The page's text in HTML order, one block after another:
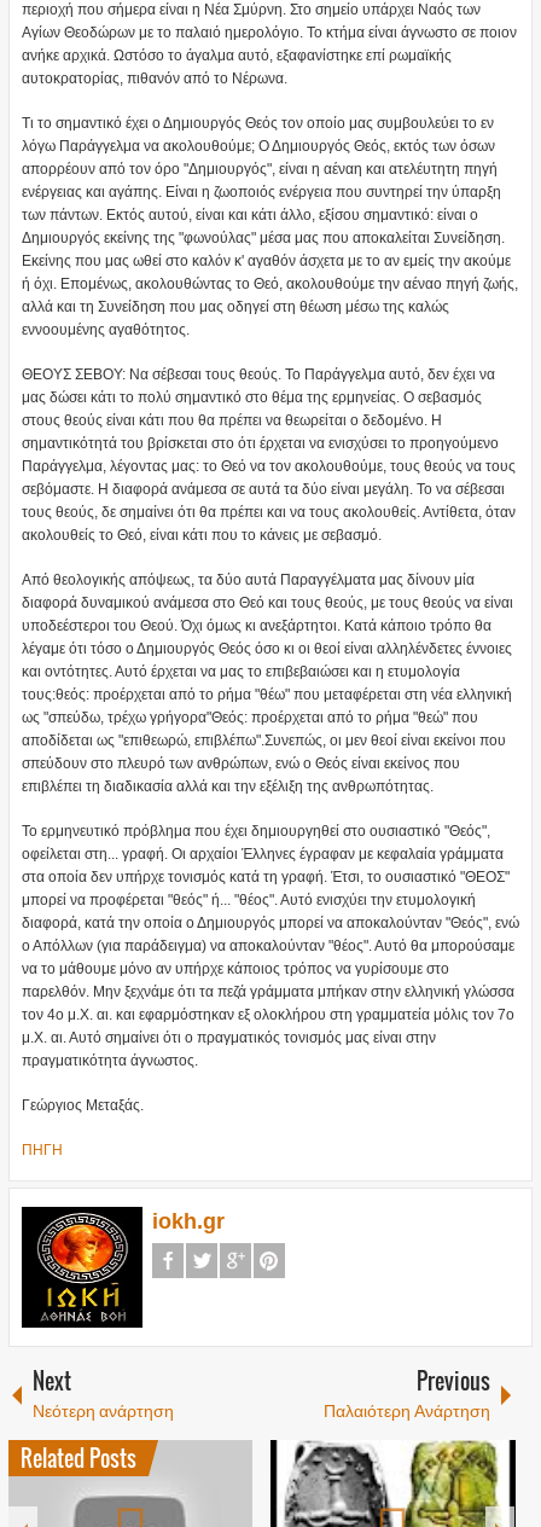
περιοχή που σήμερα είναι η Νέα Σμύρνη. Στο σημείο υπάρχει Ναός των
Αγίων Θεοδώρων με το παλαιό ημερολόγιο. Το κτήμα είναι άγνωστο σε ποιον
ανήκε αρχικά. Ωστόσο το άγαλμα αυτό, εξαφανίστηκε επί ρωμαϊκής
αυτοκρατορίας, πιθανόν από το Νέρωνα.
Τι το σημαντικό έχει ο Δημιουργός Θεός τον οποίο μας συμβουλεύει το εν
λόγω Παράγγελμα να ακολουθούμε; Ο Δημιουργός Θεός, εκτός των όσων
απορρέουν από τον όρο "Δημιουργός", είναι η αέναη και ατελέυτητη πηγή
ενέργειας και αγάπης. Είναι η ζωοποιός ενέργεια που συντηρεί την ύπαρξη
των πάντων. Εκτός αυτού, είναι και κάτι άλλο, εξίσου σημαντικό: είναι ο
Δημιουργός εκείνης της "φωνούλας" μέσα μας που αποκαλείται Συνείδηση.
Εκείνης που μας ωθεί στο καλόν κ' αγαθόν άσχετα με το αν εμείς την ακούμε
ή όχι. Επομένως, ακολουθώντας το Θεό, ακολουθούμε την αέναο πηγή ζωής,
αλλά και τη Συνείδηση που μας οδηγεί στη θέωση μέσω της καλώς
εννοουμένης αγαθότητος.
ΘΕΟΥΣ ΣΕΒΟΥ: Να σέβεσαι τους θεούς. Το Παράγγελμα αυτό, δεν έχει να
μας δώσει κάτι το πολύ σημαντικό στο θέμα της ερμηνείας. Ο σεβασμός
στους θεούς είναι κάτι που θα πρέπει να θεωρείται ο δεδομένο. Η
σημαντικότητά του βρίσκεται στο ότι έρχεται να ενισχύσει το προηγούμενο
Παράγγελμα, λέγοντας μας: το Θεό να τον ακολουθούμε, τους θεούς να τους
σεβόμαστε. Η διαφορά ανάμεσα σε αυτά τα δύο είναι μεγάλη. Το να σέβεσαι
τους θεούς, δε σημαίνει ότι θα πρέπει και να τους ακολουθείς. Αντίθετα, όταν
ακολουθείς το Θεό, είναι κάτι που το κάνεις με σεβασμό.
Από θεολογικής απόψεως, τα δύο αυτά Παραγγέλματα μας δίνουν μία
διαφορά δυναμικού ανάμεσα στο Θεό και τους θεούς, με τους θεούς να είναι
υποδεέστεροι του Θεού. Όχι όμως κι ανεξάρτητοι. Κατά κάποιο τρόπο θα
λέγαμε ότι τόσο ο Δημιουργός Θεός όσο κι οι θεοί είναι αλληλένδετες έννοιες
και οντότητες. Αυτό έρχεται να μας το επιβεβαιώσει και η ετυμολογία
τους:θεός: προέρχεται από το ρήμα "θέω" που μεταφέρεται στη νέα ελληνική
ως "σπεύδω, τρέχω γρήγορα"Θεός: προέρχεται από το ρήμα "θεώ" που
αποδίδεται ως "επιθεωρώ, επιβλέπω".Συνεπώς, οι μεν θεοί είναι εκείνοι που
σπεύδουν στο πλευρό των ανθρώπων, ενώ ο Θεός είναι εκείνος που
επιβλέπει τη διαδικασία αλλά και την εξέλιξη της ανθρωπότητας.
Το ερμηνευτικό πρόβλημα που έχει δημιουργηθεί στο ουσιαστικό "Θεός",
οφείλεται στη... γραφή. Οι αρχαίοι Έλληνες έγραφαν με κεφαλαία γράμματα
στα οποία δεν υπήρχε τονισμός κατά τη γραφή. Έτσι, το ουσιαστικό "ΘΕΟΣ"
μπορεί να προφέρεται "θεός" ή... "θέος". Αυτό ενισχύει την ετυμολογική
διαφορά, κατά την οποία ο Δημιουργός μπορεί να αποκαλούνταν "Θεός", ενώ
ο Απόλλων (για παράδειγμα) να αποκαλούνταν "θέος". Αυτό θα μπορούσαμε
να το μάθουμε μόνο αν υπήρχε κάποιος τρόπος να γυρίσουμε στο
παρελθόν. Μην ξεχνάμε ότι τα πεζά γράμματα μπήκαν στην ελληνική γλώσσα
τον 4ο μ.Χ. αι. και εφαρμόστηκαν εξ ολοκλήρου στη γραμματεία μόλις τον 7ο
μ.Χ. αι. Αυτό σημαίνει ότι ο πραγματικός τονισμός μας είναι στην
πραγματικότητα άγνωστος.
Γεώργιος Μεταξάς.
ΠΗΓΗ
iokh.gr
Next
Νεότερη ανάρτηση
Previous
Παλαιότερη Ανάρτηση
Related Posts